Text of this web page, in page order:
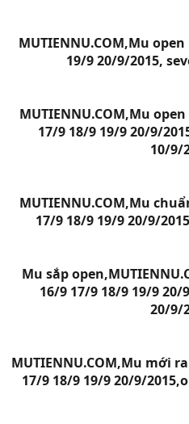
MUTIENNU.COM,Mu
19/9 20/9/2015,
MUTIENNU.COM,Mu
17/9 18/9 19/9 20/9/
10/9/
MUTIENNU.COM,Mu
17/9 18/9 19/9 20/9/
Mu sắp
16/9 17/9 18/9 19/9
20/9/
MUTIENNU.COM,Mu mới
17/9 18/9 19/9 20/9/